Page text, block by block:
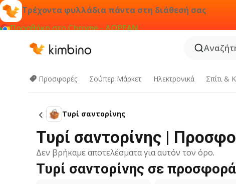
Τρέχοντα φυλλάδια πάντα στη διάθεσή σας
Προσθήκη στο Chrome - ΔΩΡΕΑΝ
Προσφορές Σούπερ Μάρκετ Hλεκτρονικά Σπίτι &
Τυρί σαντορίνης
Τυρί σαντορίνης |
Δεν βρήκαμε αποτελέσματα για αυτόν τον όρο.
Τυρί σαντορίνης σε